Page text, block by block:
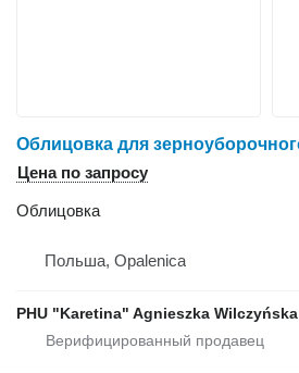
Цена по запросу
Облицовка
Польша, Opalenica
PHU "Karetina" Agnieszka Wilczyńska